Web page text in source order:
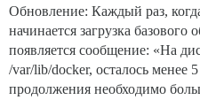
Обновление: Каждый раз,
начинается загрузка базового
появляется сообщение: «На
/var/lib/docker, осталось менее
продолжения необходимо